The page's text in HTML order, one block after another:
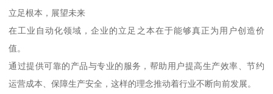
立足根本，展望未来
在工业自动化领域，企业的立足之本在于能够真正为用户创造价
值。
通过提供可靠的产品与专业的服务，帮助用户提高生产效率、节约
运营成本、保障生产安全，这样的理念推动着行业不断向前发展。